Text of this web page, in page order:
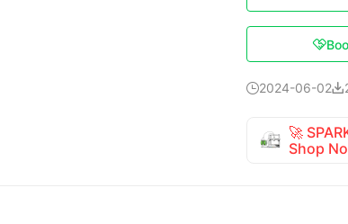

2024-06-02
🚀
Shop